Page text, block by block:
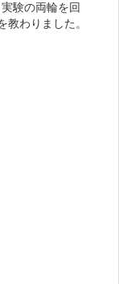
験の両輪を回
教わりました。